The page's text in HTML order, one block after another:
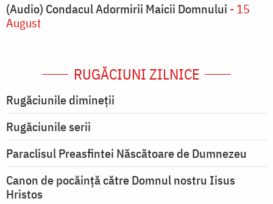
(Audio) Condacul Adormirii Maicii Domnului - 15
August
RUGĂCIUNI ZILNICE
Rugăciunile dimineții
Rugăciunile serii
Paraclisul Preasfintei Născătoare de Dumnezeu
Canon de pocăință către Domnul nostru Iisus
Hristos